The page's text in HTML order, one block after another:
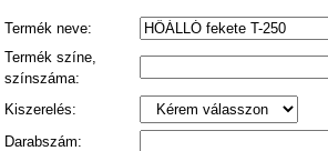
Termék neve:
Termék színe,
színszáma:
Kiszerelés:
Darabszám: